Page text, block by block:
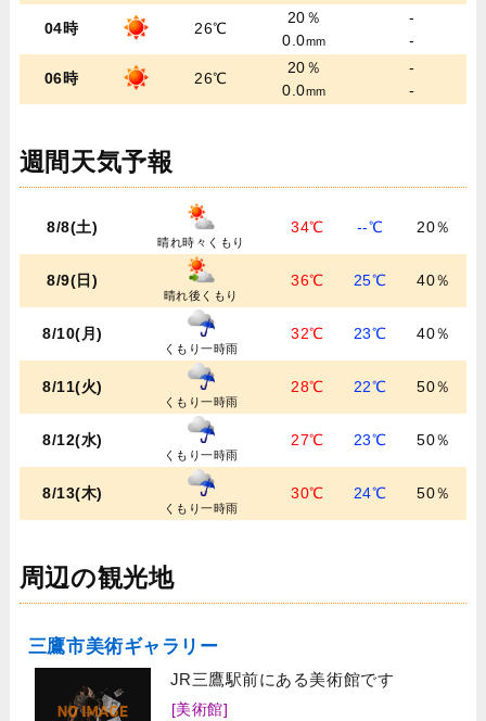
04時 26℃
20％
0.0mm
-
-
06時 26℃
20％
0.0mm
-
-
週間天気予報
8/8(土)
晴れ時々くもり
34℃ --℃ 20％
8/9(日)
晴れ後くもり
36℃ 25℃ 40％
8/10(月)
くもり一時雨
32℃ 23℃ 40％
8/11(火)
くもり一時雨
28℃ 22℃ 50％
8/12(水)
くもり一時雨
27℃ 23℃ 50％
8/13(木)
くもり一時雨
30℃ 24℃ 50％
周辺の観光地
三鷹市美術ギャラリー
JR三鷹駅前にある美術館です
[美術館]